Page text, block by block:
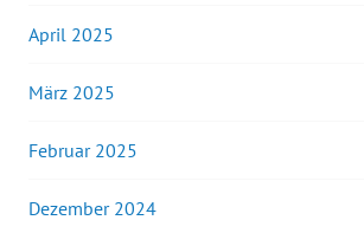
April 2025
März 2025
Februar 2025
Dezember 2024